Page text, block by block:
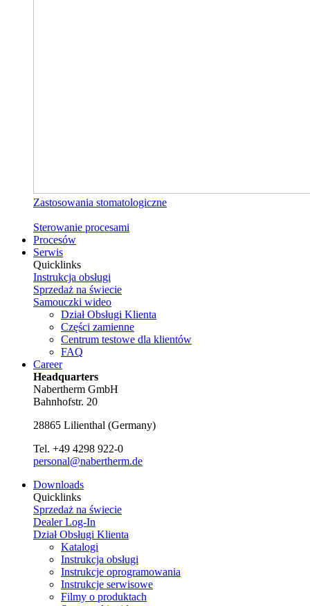
Zastosowania stomatologiczne
Sterowanie procesami
Procesów
Serwis
Quicklinks
Instrukcja obsługi
Sprzedaż na świecie
Samouczki wideo
Dział Obsługi Klienta
Części zamienne
Centrum testowe dla klientów
FAQ
Career
Headquarters
Nabertherm GmbH
Bahnhofstr. 20
28865 Lilienthal (Germany)
Tel. +49 4298 922-0
personal@nabertherm.de
Downloads
Quicklinks
Sprzedaż na świecie
Dealer Log-In
Dział Obsługi Klienta
Katalogi
Instrukcja obsługi
Instrukcje oprogramowania
Instrukcje serwisowe
Filmy o produktach